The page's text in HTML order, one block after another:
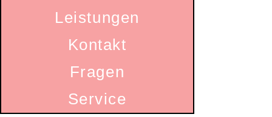
Leistungen
Kontakt
Fragen
Service